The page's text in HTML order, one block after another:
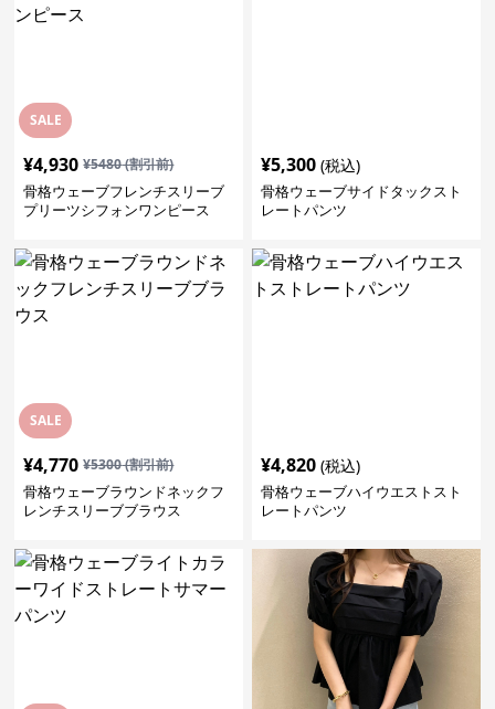
SALE
¥4,930 ¥5480(割引前)
骨格ウェーブフレンチスリーブ
プリーツシフォンワンピース
¥5,300 (税込)
骨格ウェーブサイドタックスト
レートパンツ
SALE
¥4,770 ¥5300(割引前)
骨格ウェーブラウンドネックフ
レンチスリーブブラウス
¥4,820 (税込)
骨格ウェーブハイウエストスト
レートパンツ